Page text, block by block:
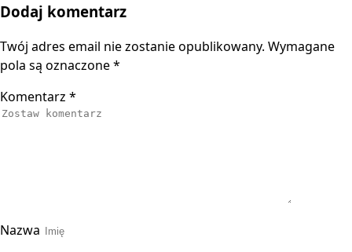
Dodaj komentarz
Twój adres email nie zostanie opublikowany. Wymagane
pola są oznaczone*
Komentarz *
Nazwa